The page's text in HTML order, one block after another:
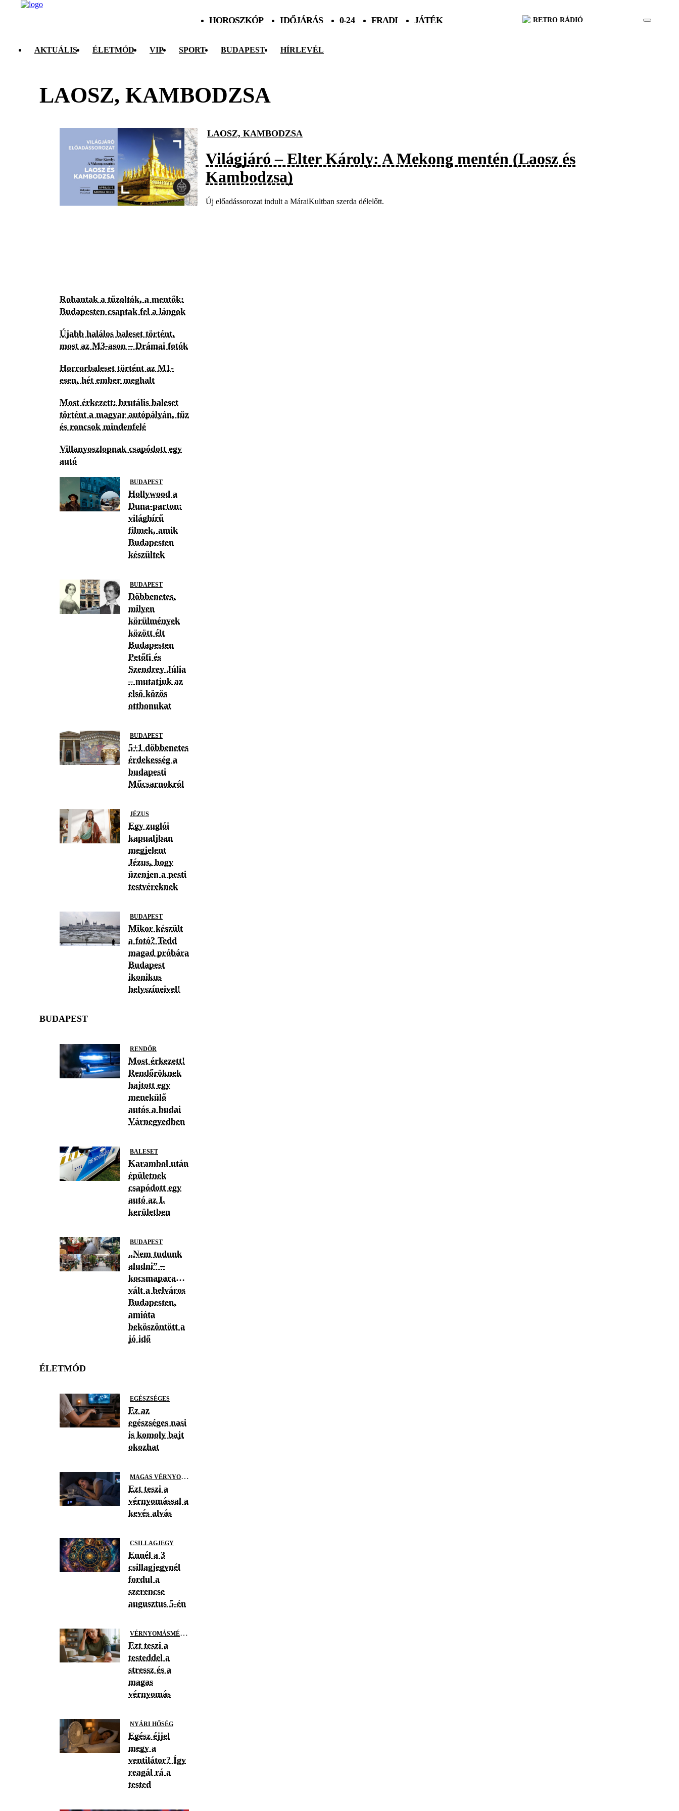
HOROSZKÓP IDŐJÁRÁS 0-24 FRADI JÁTÉK RETRO RÁDIÓ
AKTUÁLIS ÉLETMÓD VIP SPORT BUDAPEST HÍRLEVÉL
LAOSZ, KAMBODZSA
LAOSZ, KAMBODZSA
Világjáró – Elter Károly: A Mekong mentén (Laosz és
Kambodzsa)
Új előadássorozat indult a MáraiKultban szerda délelőtt.
Rohantak a tűzoltók, a mentők:
Budapesten csaptak fel a lángok
Újabb halálos baleset történt,
most az M3-ason – Drámai fotók
Horrorbaleset történt az M1-
esen, hét ember meghalt
Most érkezett: brutális baleset
történt a magyar autópályán, tűz
és roncsok mindenfelé
Villanyoszlopnak csapódott egy
autó
BUDAPEST
Hollywood a
Duna-parton:
világhírű
filmek, amik
Budapesten
készültek
BUDAPEST
Döbbenetes,
milyen
körülmények
között élt
Budapesten
Petőfi és
Szendrey Júlia
– mutatjuk az
első közös
otthonukat
BUDAPEST
5+1 döbbenetes
érdekesség a
budapesti
Műcsarnokról
JÉZUS
Egy zuglói
kapualjban
megjelent
Jézus, hogy
üzenjen a pesti
testvéreknek
BUDAPEST
Mikor készült
a fotó? Tedd
magad próbára
Budapest
ikonikus
helyszíneivel!
BUDAPEST
RENDŐR
Most érkezett!
Rendőröknek
hajtott egy
menekülő
autós a budai
Várnegyedben
BALESET
Karambol után
épületnek
csapódott egy
autó az I.
kerületben
BUDAPEST
„Nem tudunk
aludni” –
kocsmaparadicsommá
vált a belváros
Budapesten,
amióta
beköszöntött a
jó idő
ÉLETMÓD
EGÉSZSÉGES
Ez az
egészséges nasi
is komoly bajt
okozhat
M
AGAS VÉRNYOMÁS
Ezt teszi a
vérnyomással a
kevés alvás
CSILLAGJEGY
Ennél a 3
csillagjegynél
fordul a
szerencse
augusztus 5-én
V
ÉRNYOMÁSMÉRÉS
Ezt teszi a
testeddel a
stressz és a
magas
vérnyomás
NYÁRI HŐSÉG
Egész éjjel
megy a
ventilátor? Így
reagál rá a
tested